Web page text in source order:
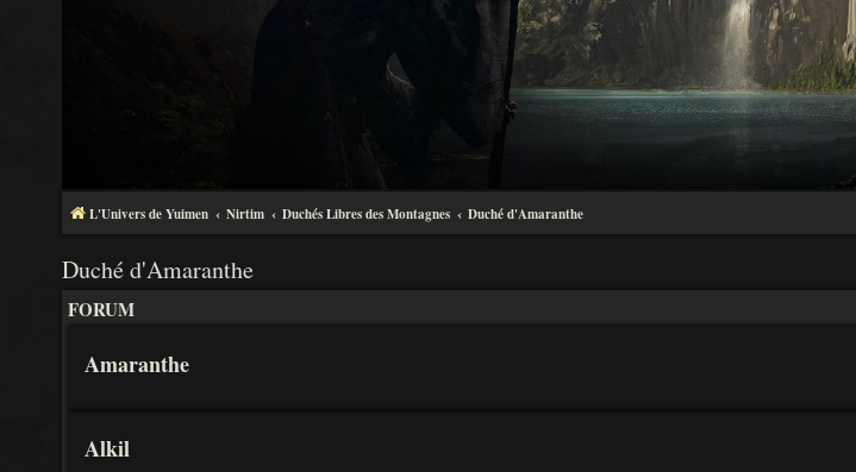
L'Univers de Yuimen Nirtim Duchés Libres des Montagnes Duché d'Amaranthe
Duché d'Amaranthe
FORUM
Amaranthe
Alkil